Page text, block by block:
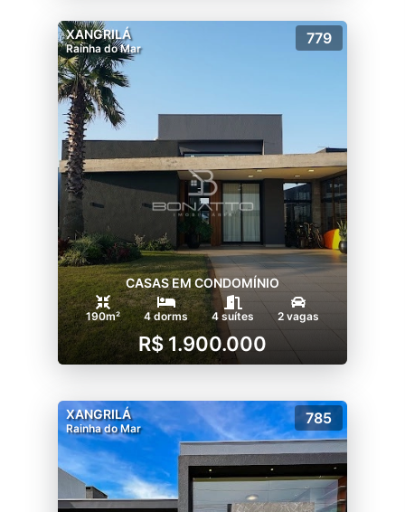
XANGRILÁ
Rainha do Mar
779
CASAS EM CONDOMÍNIO
190m² 4 dorms 4 suítes 2 vagas
R$ 1.900.000
XANGRILÁ
Rainha do Mar
785